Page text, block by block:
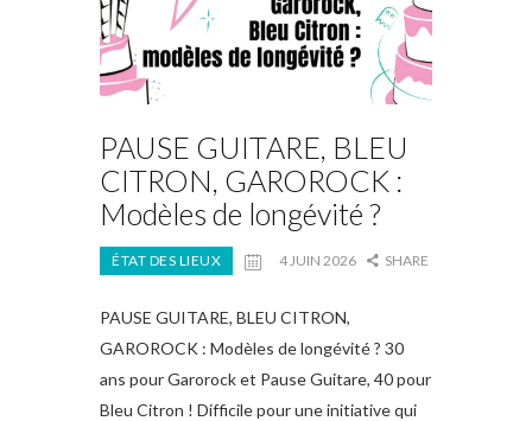
PAUSE GUITARE, BLEU
CITRON, GAROROCK :
Modèles de longévité ?
ÉTAT DES LIEUX 4 JUIN 2026 SHARE
PAUSE GUITARE, BLEU CITRON,
GAROROCK : Modèles de longévité ? 30
ans pour Garorock et Pause Guitare, 40 pour
Bleu Citron ! Difficile pour une initiative qui